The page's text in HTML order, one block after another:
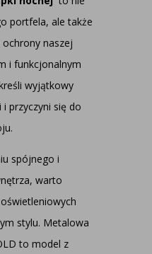
portfela, ale także
naszej
i funkcjonalnym
wyjątkowy
przyczyni się do
spójnego i
warto
stylu. Metalowa
to model z